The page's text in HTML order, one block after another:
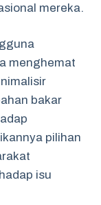
mereka.
menghemat
bakar
pilihan
isu